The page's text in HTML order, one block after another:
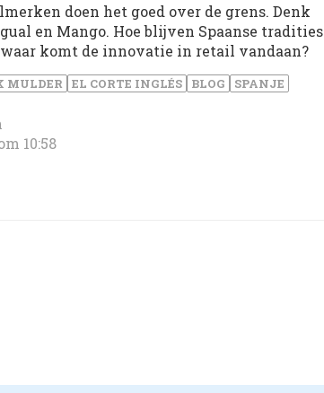
doen het goed over de grens. Denk
en Mango. Hoe blijven Spaanse tradities
komt de innovatie in retail vandaan?
MULDER EL CORTE INGLÉS BLOG
SPANJE
10:58